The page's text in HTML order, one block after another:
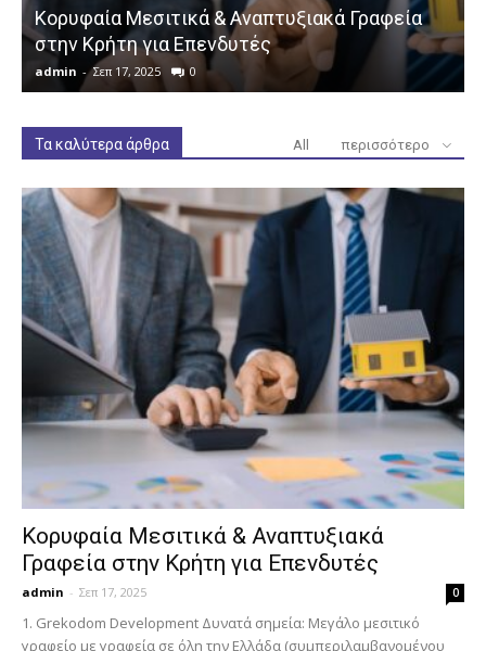
Κορυφαία Μεσιτικά & Αναπτυξιακά Γραφεία
στην Κρήτη για Επενδυτές
admin - Σεπ 17, 2025 0
Τα καλύτερα άρθρα All περισσότερο
Κορυφαία Μεσιτικά & Αναπτυξιακά
Γραφεία στην Κρήτη για Επενδυτές
admin - Σεπ 17, 2025 0
1. Grekodom Development Δυνατά σημεία: Μεγάλο μεσιτικό
γραφείο με γραφεία σε όλη την Ελλάδα (συμπεριλαμβανομένου